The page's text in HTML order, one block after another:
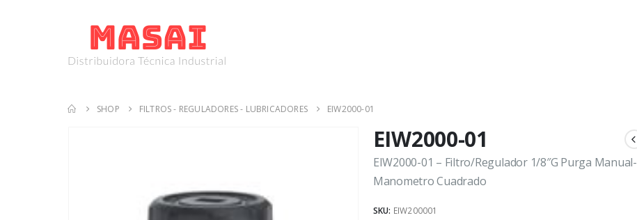
SHOP FILTROS - REGULADORES - LUBRICADORES EIW2000-01
EIW2000-01
EIW2000-01 – Filtro/Regulador 1/8″G Purga Manual-
Manometro Cuadrado
SKU: EIW200001